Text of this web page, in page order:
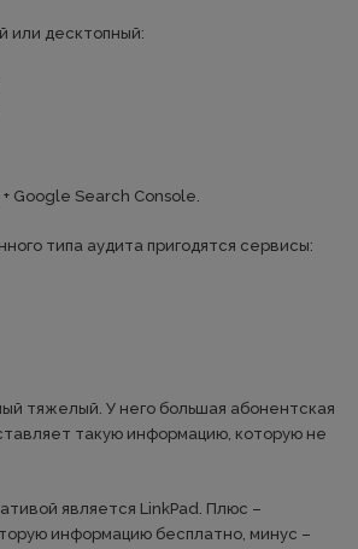
или десктопный:
Google Search Console.
типа аудита пригодятся сервисы:
тяжелый. У него большая абонентская
такую информацию, которую не
является LinkPad. Плюс –
информацию бесплатно, минус –